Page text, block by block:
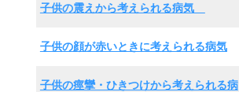
子供の震えから考えられる病気
子供の顔が赤いときに考えられる病気
子供の痙攣・ひきつけから考えられる病